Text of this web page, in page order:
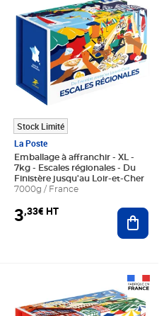
au panier
Stock Limité
La Poste
Emballage à affranchir - XL -
7kg - Escales régionales - Du
Finistère jusqu'au Loir-et-Cher
7000g / France
3,33€ HT